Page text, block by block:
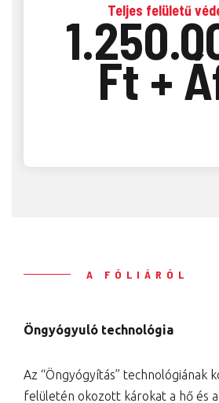
Teljes felületű
Ft +
A FÓLIÁRÓL
Öngyógyuló technológia
Az “Öngyógyítás” technológiának
felületén okozott károkat a hő és